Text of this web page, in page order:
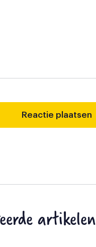
artikelen